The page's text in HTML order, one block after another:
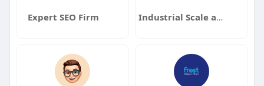
Expert SEO Firm Industrial Scale and Measurement